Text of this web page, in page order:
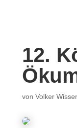
12.
von Volker